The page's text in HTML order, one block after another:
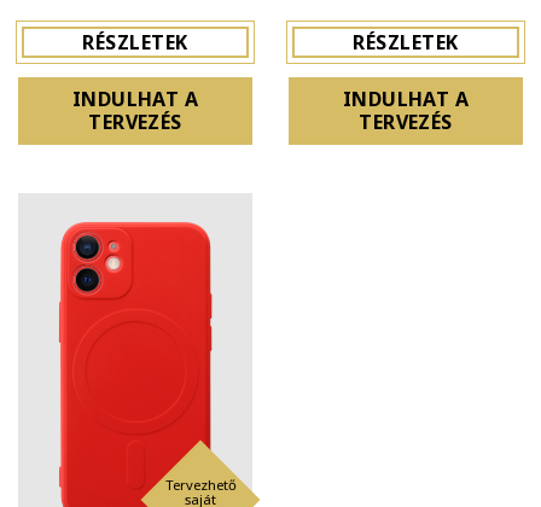
RÉSZLETEK
INDULHAT A
TERVEZÉS
RÉSZLETEK
INDULHAT A
TERVEZÉS
Tervezhető
saját